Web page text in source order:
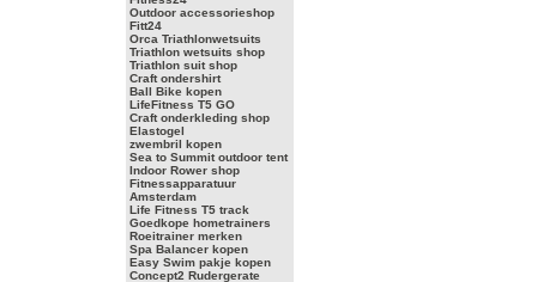
Outdoor accessorieshop
Fitt24
Orca Triathlonwetsuits
Triathlon wetsuits shop
Triathlon suit shop
Craft ondershirt
Ball Bike kopen
LifeFitness T5 GO
Craft onderkleding shop
Elastogel
zwembril kopen
Sea to Summit outdoor tent
Indoor Rower shop
Fitnessapparatuur
Amsterdam
Life Fitness T5 track
Goedkope hometrainers
Roeitrainer merken
Spa Balancer kopen
Easy Swim pakje kopen
Concept2 Rudergerate